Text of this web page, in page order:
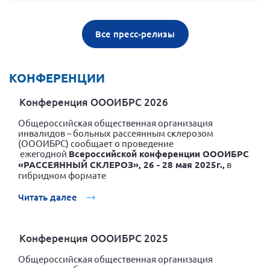
Все пресс-релизы
КОНФЕРЕНЦИИ
Конференция ОООИБРС 2026
Общероссийская общественная организация
инвалидов – больных рассеянным склерозом
(ОООИБРС) сообщает о проведение
ежегодной Всероссийской конференции ОООИБРС
«РАССЕЯННЫЙ СКЛЕРОЗ», 26 - 28 мая 2025г., в
гибридном формате
Читать далее
Конференция ОООИБРС 2025
Общероссийская общественная организация